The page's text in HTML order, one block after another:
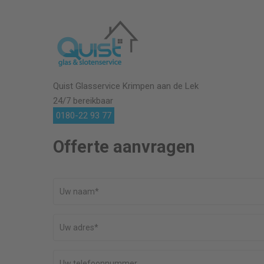
Quist Glasservice Krimpen aan de Lek
24/7 bereikbaar
0180-22 93 77
Offerte aanvragen